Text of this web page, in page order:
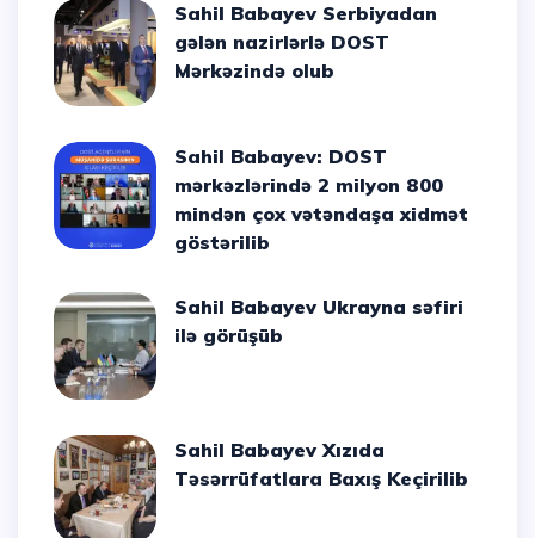
Sahil Babayev Serbiyadan
gələn nazirlərlə DOST
Mərkəzində olub
Sahil Babayev: DOST
mərkəzlərində 2 milyon 800
mindən çox vətəndaşa xidmət
göstərilib
Sahil Babayev Ukrayna səfiri
ilə görüşüb
Sahil Babayev Xızıda
Təsərrüfatlara Baxış Keçirilib